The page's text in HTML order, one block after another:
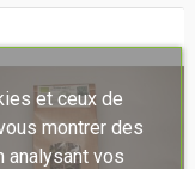
et ceux de
montrer des
vos